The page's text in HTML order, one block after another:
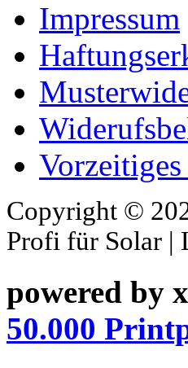
Impressum
Copyright ©
Profi für Solar |
powered by
50.000